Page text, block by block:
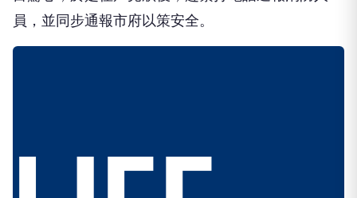
員，並同步通報市府以策安全。